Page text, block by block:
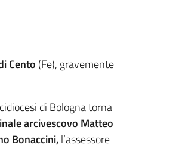
Cento (Fe), gravemente
di Bologna torna
arcivescovo Matteo
Bonaccini,l’assessore